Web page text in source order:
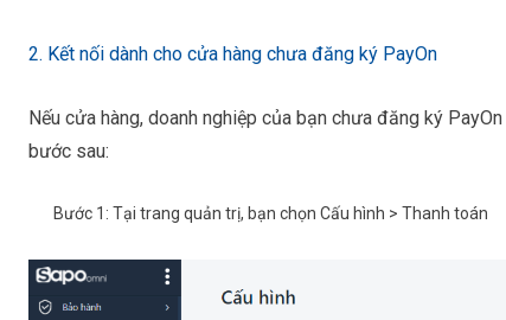
2. Kết nối dành cho cửa hàng chưa đăng ký PayOn
Nếu cửa hàng, doanh nghiệp của bạn chưa đăng ký
bước sau:
Bước 1: Tại trang quản trị, bạn chọn Cấu hình > Thanh toán